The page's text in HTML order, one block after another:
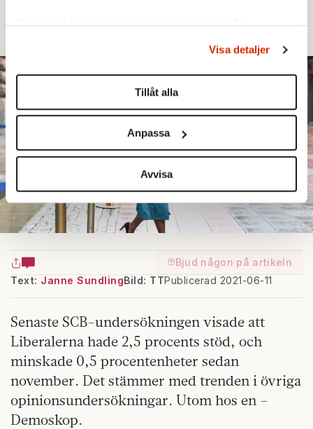
Du kan ändra eller dra tillbaka ditt samtycke när som
helst från cookie-förklaringen.
Vi använder enhetsidentifierare för att anpassa innehållet
för sociala medier och analysera vår trafik. Vi
vidarebefordrar även sådana identifierare och annan
information från din enhet till de sociala medier och
annons- och analysföretag som vi samarbetar med.
Dessa kan i sin tur kombinera informationen med annan
information som du har tillhandahållit eller som de har
Om du vill läsa mer om hur vi hanterar personuppgifter
kan du göra det
här
Visa detaljer
Tillåt alla
Anpassa
Avvisa
parts" igen på Zoom.
Bjud någon på artikeln
Text: Janne Sundling Publicerad 2021-06-11
Bild: TT
Senaste SCB-undersökningen visade att
Liberalerna hade 2,5 procents stöd, och
minskade 0,5 procentenheter sedan
november. Det stämmer med trenden i övriga
opinionsundersökningar. Utom hos en –
Demoskop.